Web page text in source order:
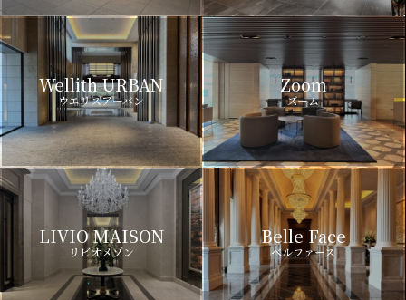
Wellith URBAN
ウエリスアーバン
Zoom
ズーム
LIVIO MAISON
リビオメゾン
Belle Face
ベルファース